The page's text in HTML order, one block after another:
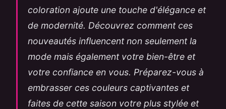
coloration ajoute une touche d'élégance et
de modernité. Découvrez comment ces
nouveautés influencent non seulement la
mode mais également votre bien-être et
votre confiance en vous. Préparez-vous à
embrasser ces couleurs captivantes et
faites de cette saison votre plus stylée et